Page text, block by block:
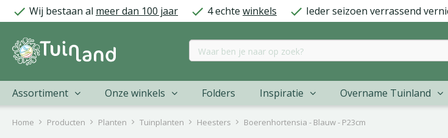
naar
Home Producten Planten Tuinplanten Heesters Boerenhortensia - Blauw - P23cm
Wij bestaan al meer dan 100 jaar 4 echte winkels Ieder seizoen verrassend
Assortiment Onze winkels Folders Inspiratie Overname Tuinland